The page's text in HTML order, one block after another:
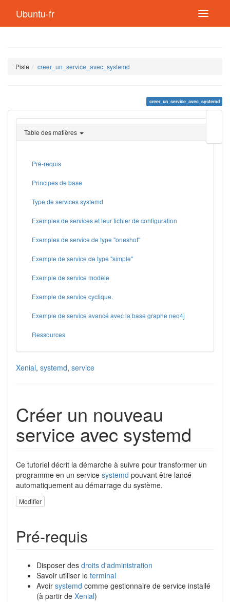
Ubuntu-fr
Piste creer_un_service_avec_systemd
creer_un_service_avec_systemd
page
Table des matières
Pré-requis
Principes de base
Type de services systemd
Exemples de services et leur fichier de configuration
Exemples de service de type "oneshot"
Exemple de service de type "simple"
Exemple de service modèle
Exemple de service cyclique.
Exemple de service avancé avec la base graphe neo4j
Ressources
Xenial, systemd, service
Créer un nouveau
service avec systemd
Ce tutoriel décrit la démarche à suivre pour transformer un
programme en un service systemd pouvant être lancé
automatiquement au démarrage du système.
Modifier
Pré-requis
Disposer des droits d'administration
Savoir utiliser le terminal
Avoir systemd comme gestionnaire de service installé
(à partir de Xenial)